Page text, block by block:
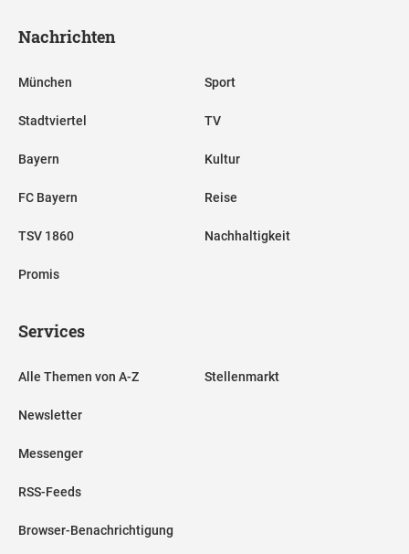
Nachrichten
München
Stadtviertel
Bayern
FC Bayern
TSV 1860
Promis
Sport
TV
Kultur
Reise
Nachhaltigkeit
Services
Alle Themen von A-Z
Newsletter
Messenger
RSS-Feeds
Browser-Benachrichtigung
Stellenmarkt